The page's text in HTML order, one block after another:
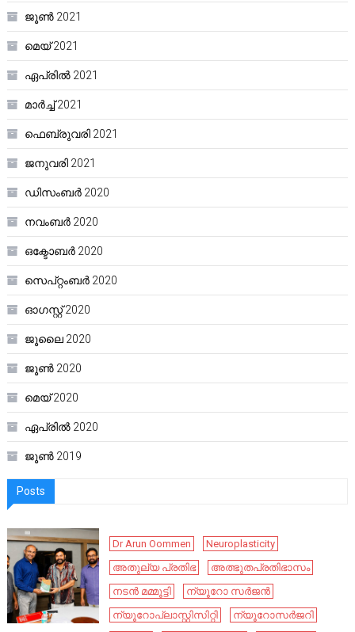
ജൂൺ 2021
മെയ്‌ 2021
ഏപ്രിൽ 2021
മാർച്ച്‌ 2021
ഫെബ്രുവരി 2021
ജനുവരി 2021
ഡിസംബർ 2020
നവംബർ 2020
ഒക്ടോബർ 2020
സെപ്റ്റംബർ 2020
ഓഗസ്റ്റ്‌ 2020
ജൂലൈ 2020
ജൂൺ 2020
മെയ്‌ 2020
ഏപ്രിൽ 2020
ജൂൺ 2019
Posts
Dr Arun Oommen
Neuroplasticity
അതുല്യ പ്രതിഭ
അത്ഭുതപ്രതിഭാസം
നടൻ മമ്മൂട്ടി
ന്യൂറോ സർജൻ
ന്യൂറോപ്ലാസ്റ്റിസിറ്റി
ന്യൂറോസർജറി